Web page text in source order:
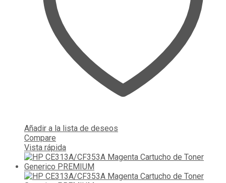
Añadir a la lista de deseos
Compare
Vista rápida